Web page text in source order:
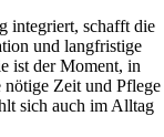
integriert, schafft die
und langfristige
ist der Moment, in
nötige Zeit und Pflege
sich auch im Alltag